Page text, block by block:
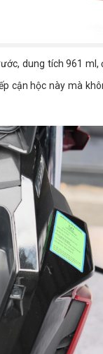
dung tích 961 ml,
cận hộc này mà